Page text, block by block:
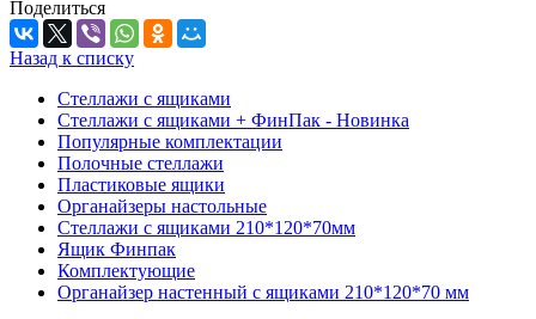
Поделиться
Назад к списку
Стеллажи с ящиками
Стеллажи с ящиками + ФинПак - Новинка
Популярные комплектации
Полочные стеллажи
Пластиковые ящики
Органайзеры настольные
Стеллажи с ящиками 210*120*70мм
Ящик Финпак
Комплектующие
Органайзер настенный с ящиками 210*120*70 мм